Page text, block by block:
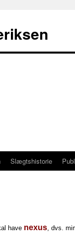
Slægtshistorie
have nexus, dvs.